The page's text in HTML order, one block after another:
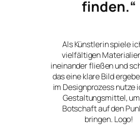
finden.“
Als Künstlerin spiele
vielfältigen
ineinander fließen und
das eine klare Bild
im Designprozess nutze
Gestaltungsmittel,
Botschaft auf den
bringen. Logo!